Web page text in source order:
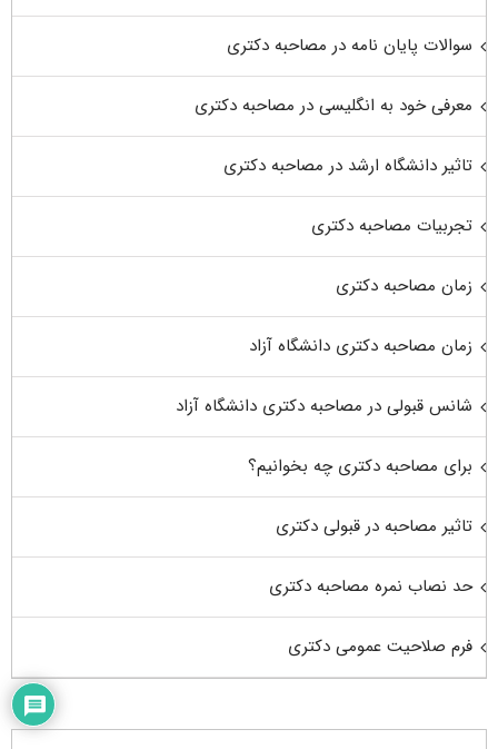
سوالات پایان نامه در مصاحبه دکتری
معرفی خود به انگلیسی در مصاحبه دکتری
تاثیر دانشگاه ارشد در مصاحبه دکتری
تجربیات مصاحبه دکتری
زمان مصاحبه دکتری
زمان مصاحبه دکتری دانشگاه آزاد
شانس قبولی در مصاحبه دکتری دانشگاه آزاد
برای مصاحبه دکتری چه بخوانیم؟
تاثیر مصاحبه در قبولی دکتری
حد نصاب نمره مصاحبه دکتری
فرم صلاحیت عمومی دکتری